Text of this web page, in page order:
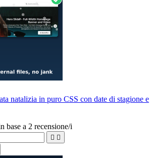
natalizia in puro CSS con date di stagione e
base a 2 recensione/i
 